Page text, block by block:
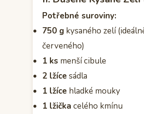
Potřebné suroviny:
750 g kysaného zelí
červeného)
1 ks menší cibule
2 lžíce sádla
1 lžíce hladké mouky
1 lžička celého kmínu